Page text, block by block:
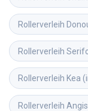
Rollerverleih
Rollerverleih
Rollerverleih Kea
Rollerverleih